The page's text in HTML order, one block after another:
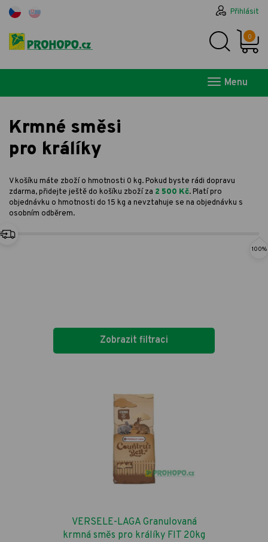
Přihlásit
0
Menu
Krmné směsi
pro králíky
V košíku máte zboží o hmotnosti 0 kg. Pokud byste rádi dopravu
zdarma, přidejte ještě do košíku zboží za 2 500 Kč. Platí pro
objednávku o hmotnosti do 15 kg a nevztahuje se na objednávku s
osobním odběrem.
100%
Zobrazit filtraci
VERSELE-LAGA Granulovaná
krmná směs pro králíky FIT 20kg